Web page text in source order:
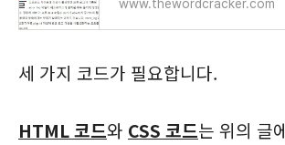
www.thewordcracker.com
세 가지 코드가 필요합니다.
HTML 코드와 CSS 코드는 위의 글